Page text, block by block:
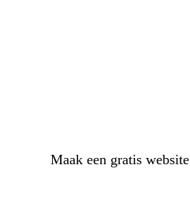
Maak een gratis website